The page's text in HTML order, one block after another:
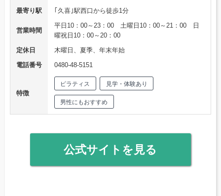
最寄り駅
｢久喜｣駅西口から徒歩1分
営業時間
平日10：00～23：00 土曜日10：00～21：00 日
曜祝日10：00～20：00
定休日
木曜日、夏季、年末年始
電話番号
0480-48-5151
特徴
ピラティス 見学・体験あり
男性にもおすすめ
公式サイトを見る